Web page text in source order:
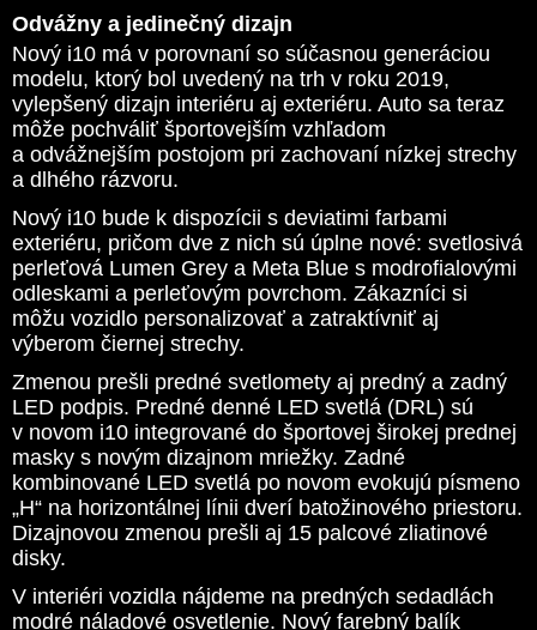
Odvážny a jedinečný dizajn
Nový i10 má v porovnaní so súčasnou generáciou
modelu, ktorý bol uvedený na trh v roku 2019,
vylepšený dizajn interiéru aj exteriéru. Auto sa teraz
môže pochváliť športovejším vzhľadom
a odvážnejším postojom pri zachovaní nízkej strechy
a dlhého rázvoru.
Nový i10 bude k dispozícii s deviatimi farbami
exteriéru, pričom dve z nich sú úplne nové: svetlosivá
perleťová Lumen Grey a Meta Blue s modrofialovými
odleskami a perleťovým povrchom. Zákazníci si
môžu vozidlo personalizovať a zatraktívniť aj
výberom čiernej strechy.
Zmenou prešli predné svetlomety aj predný a zadný
LED podpis. Predné denné LED svetlá (DRL) sú
v novom i10 integrované do športovej širokej prednej
masky s novým dizajnom mriežky. Zadné
kombinované LED svetlá po novom evokujú písmeno
„H“ na horizontálnej línii dverí batožinového priestoru.
Dizajnovou zmenou prešli aj 15 palcové zliatinové
disky.
V interiéri vozidla nájdeme na predných sedadlách
modré náladové osvetlenie. Nový farebný balík